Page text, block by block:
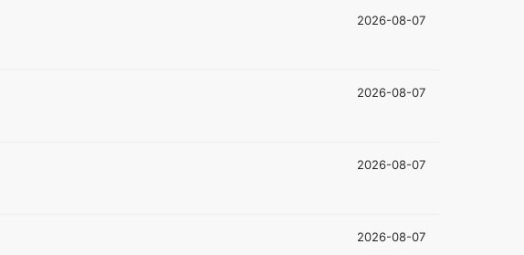
2026-08-07
2026-08-07
2026-08-07
2026-08-07